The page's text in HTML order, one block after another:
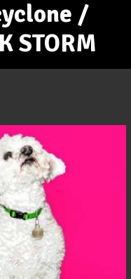
/
STORM